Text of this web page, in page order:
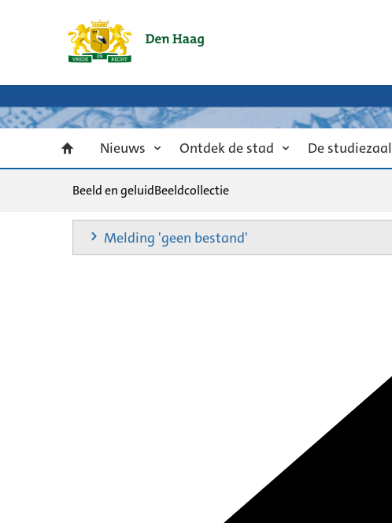
Nieuws Ontdek de stad De studiezaal
Beeld en geluidBeeldcollectie
Melding 'geen bestand'